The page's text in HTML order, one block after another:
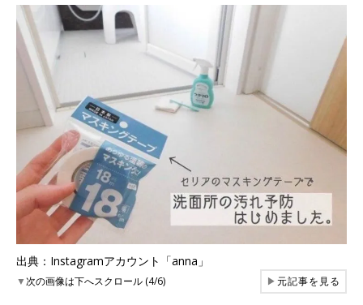
出典：Instagramアカウント「anna」
▼次の画像は下へスクロール (4/6) ▶元記事を見る